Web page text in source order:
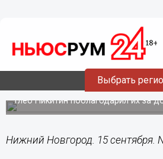
Выбрать
15.09.202218:45
Пять нижегородцев
госнаграды по указу
Глеб Никитин поблагодарил их за
Нижний Новгород. 15 сентября.